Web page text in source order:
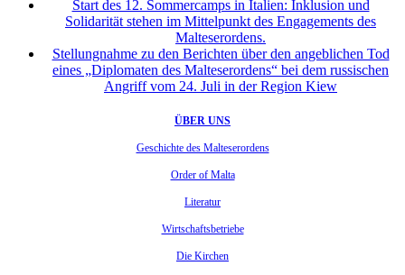
Start des 12. Sommercamps in Italien: Inklusion und
Solidarität stehen im Mittelpunkt des Engagements des
Malteserordens.
Stellungnahme zu den Berichten über den angeblichen Tod
eines „Diplomaten des Malteserordens“ bei dem russischen
Angriff vom 24. Juli in der Region Kiew
ÜBER UNS
Geschichte des Malteserordens
Order of Malta
Literatur
Wirtschaftsbetriebe
Die Kirchen